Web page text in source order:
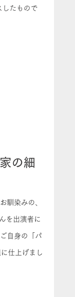
したもので
の細
馴染みの、
を出演者に
自身の「パ
仕上げまし